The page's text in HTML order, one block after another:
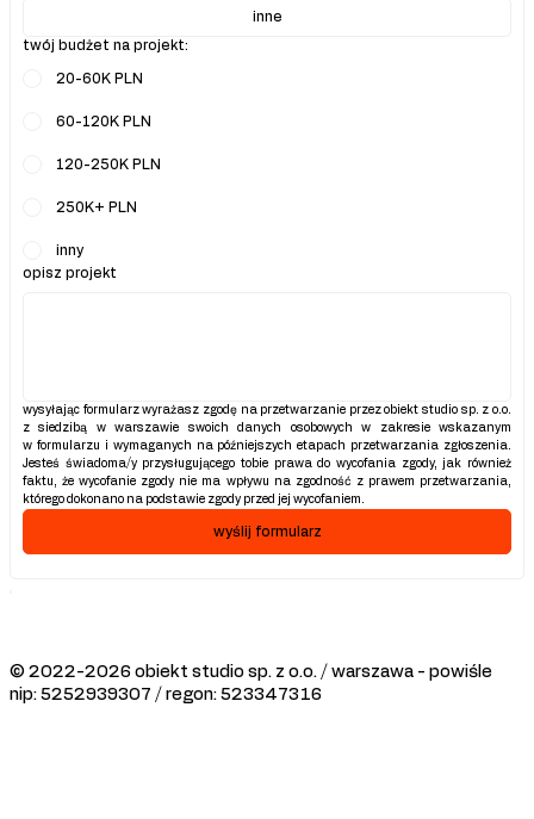
inne
twój budżet na projekt:
20-60K PLN
60-120K PLN
120-250K PLN
250K+ PLN
inny
opisz projekt
wysyłając formularz wyrażasz zgodę na przetwarzanie przez obiekt studio sp. z o.o.
z siedzibą w warszawie swoich danych osobowych w zakresie wskazanym
w formularzu i wymaganych na późniejszych etapach przetwarzania zgłoszenia.
Jesteś świadoma/y przysługującego tobie prawa do wycofania zgody, jak również
faktu, że wycofanie zgody nie ma wpływu na zgodność z prawem przetwarzania,
którego dokonano na podstawie zgody przed jej wycofaniem.
wyślij formularz
© 2022-2026 obiekt studio sp. z o.o. / warszawa - powiśle
nip: 5252939307 / regon: 523347316